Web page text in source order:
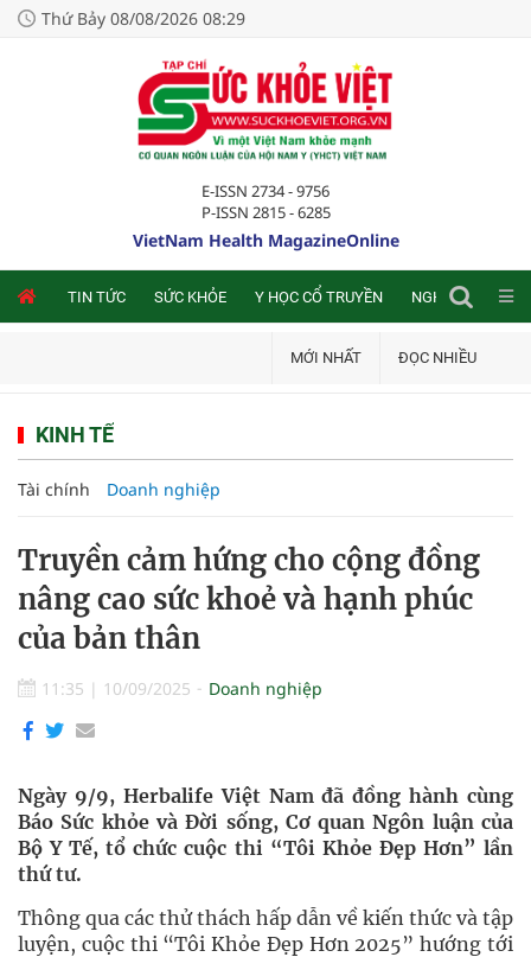
Thứ Bảy 08/08/2026 08:29
E-ISSN 2734 - 9756
P-ISSN 2815 - 6285
VietNam Health MagazineOnline
TIN TỨC SỨC KHỎE Y HỌC CỔ TRUYỀN NGHIÊN CỨU
MỚI NHẤT ĐỌC NHIỀU
KINH TẾ
Tài chính Doanh nghiệp
Truyền cảm hứng cho cộng đồng
nâng cao sức khoẻ và hạnh phúc
của bản thân
11:35 | 10/09/2025 Doanh nghiệp
Ngày 9/9, Herbalife Việt Nam đã đồng hành cùng
Báo Sức khỏe và Đời sống, Cơ quan Ngôn luận của
Bộ Y Tế, tổ chức cuộc thi “Tôi Khỏe Đẹp Hơn” lần
thứ tư.
Thông qua các thử thách hấp dẫn về kiến thức và tập
luyện, cuộc thi “Tôi Khỏe Đẹp Hơn 2025” hướng tới